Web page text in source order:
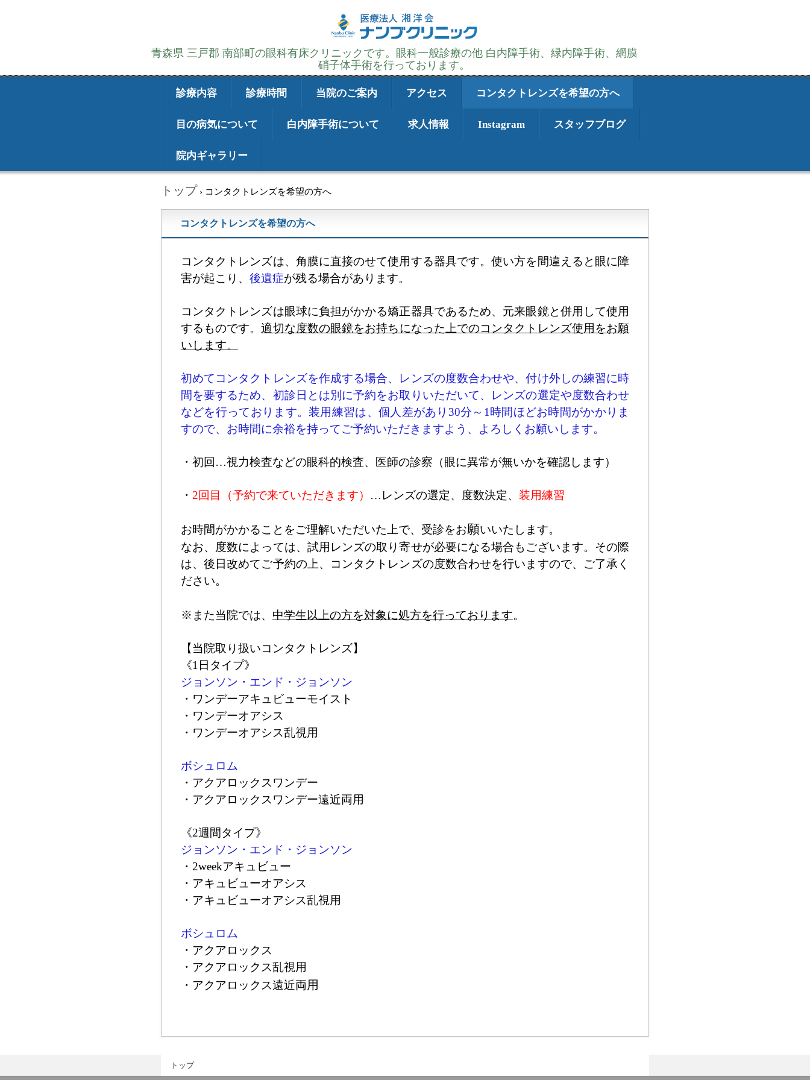
青森県 三戸郡 南部町の眼科有床クリニックです。眼科一般診療の他 白内障手術、緑内障手術、網膜
硝子体手術を行っております。
診療内容 診療時間 当院のご案内 アクセス コンタクトレンズを希望の方へ
目の病気について 白内障手術について 求人情報 Instagram スタッフブログ
院内ギャラリー
トップ › コンタクトレンズを希望の方へ
コンタクトレンズを希望の方へ
コンタクトレンズは、角膜に直接のせて使用する器具です。使い方を間違えると眼に障
害が起こり、 後遺症が残る場合があります。
コンタクトレンズは眼球に負担がかかる矯正器具であるため、元来眼鏡と併用して使用
するものです。適切な度数の眼鏡をお持ちになった上でのコンタクトレンズ使用をお願
いします。
初めてコンタクトレンズを作成する場合、レンズの度数合わせや、付け外しの練習に時
間を要するため、初診日とは別に予約をお取りいただいて、レンズの選定や度数合わせ
などを行っております。 装用練習は、個人差があり30分～1時間ほどお時間がかかりま
すので、お時間に余裕を持ってご予約いただきますよう、よろしくお願いします。
・初回…視力検査などの眼科的検査、医師の診察（眼に異常が無いかを確認します）
・ 2回目（予約で来ていただきます） …レンズの選定、度数決定、 装用練習
お時間がかかることをご理解いただいた上で、受診をお願いいたします。
なお、度数によっては、試用レンズの取り寄せが必要になる場合もございます。その際
は、後日改めてご予約の上、コンタクトレンズの度数合わせを行いますので、ご了承く
ださい。
※また当院では、 中学生以上の方を対象に処方を行っております。
【当院取り扱いコンタクトレンズ】
《1日タイプ》
ジョンソン・エンド・ジョンソン
・ワンデーアキュビューモイスト
・ワンデーオアシス
・ワンデーオアシス乱視用
ボシュロム
・アクアロックスワンデー
・アクアロックスワンデー遠近両用
《2週間タイプ》
ジョンソン・エンド・ジョンソン
・2weekアキュビュー
・アキュビューオアシス
・アキュビューオアシス乱視用
ボシュロム
・アクアロックス
・アクアロックス乱視用
・アクアロックス遠近両用
トップ